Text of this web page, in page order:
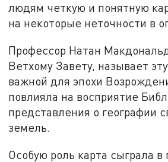
людям четкую и понятную
на некоторые неточности в
Профессор Натан
Ветхому Завету, называет
важной для эпохи
повлияла на восприятие
представления о географии
земель.
Особую роль карта сыграла в